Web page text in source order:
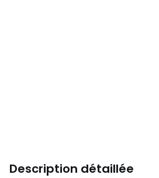
Description détaillée